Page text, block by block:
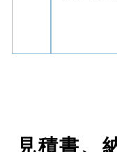
見積書、